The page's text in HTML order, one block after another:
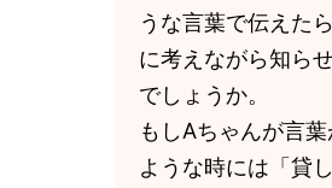
うな言葉で伝えた
に考えながら知ら
でしょうか。
もしAちゃんが言
ような時には「貸